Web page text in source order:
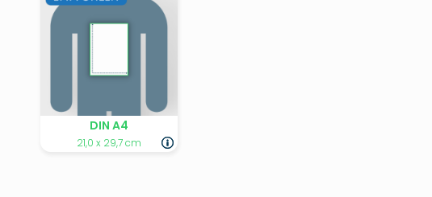
DIN A4
21,0 x 29,7 cm